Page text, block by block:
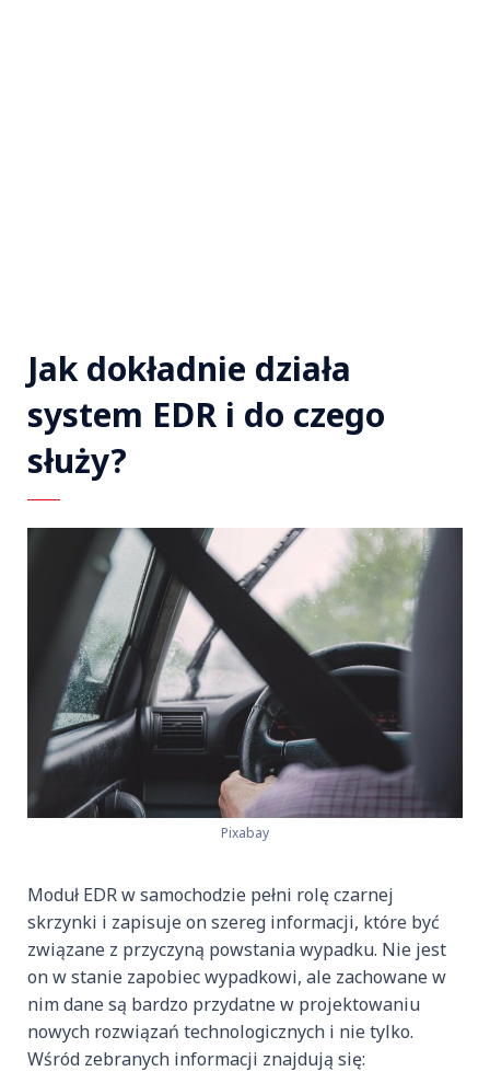
Jak dokładnie działa
system EDR i do czego
służy?
Pixabay
Moduł EDR w samochodzie pełni rolę czarnej
skrzynki i zapisuje on szereg informacji, które być
związane z przyczyną powstania wypadku. Nie jest
on w stanie zapobiec wypadkowi, ale zachowane w
nim dane są bardzo przydatne w projektowaniu
nowych rozwiązań technologicznych i nie tylko.
Wśród zebranych informacji znajdują się: